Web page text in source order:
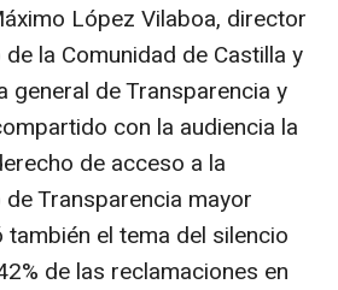
López Vilaboa, director
la Comunidad de Castilla y
general de Transparencia y
con la audiencia la
de acceso a la
Transparencia mayor
el tema del silencio
de las reclamaciones en